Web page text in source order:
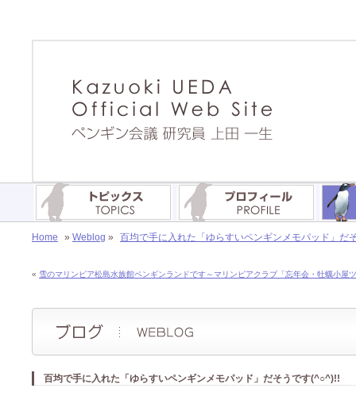
Home » Weblog » 百均で手に入れた「ゆらすいペンギンメモパッド」だ
« 雪のマリンピア松島水族館ペンギンランドです～マリンピアクラブ「忘年会・牡蠣小屋
百均で手に入れた「ゆらすいペンギンメモパッド」だそうです(^○^)!!